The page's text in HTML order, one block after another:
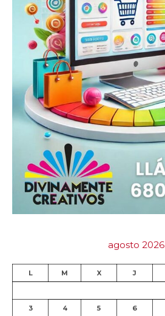
agosto 2026
L M X J
3 4 5 6